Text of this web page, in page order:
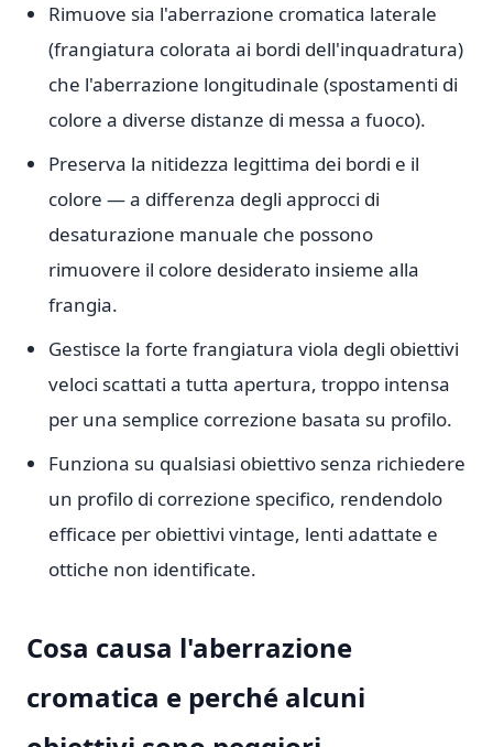
Rimuove sia l'aberrazione cromatica laterale
(frangiatura colorata ai bordi dell'inquadratura)
che l'aberrazione longitudinale (spostamenti di
colore a diverse distanze di messa a fuoco).
Preserva la nitidezza legittima dei bordi e il
colore — a differenza degli approcci di
desaturazione manuale che possono
rimuovere il colore desiderato insieme alla
frangia.
Gestisce la forte frangiatura viola degli obiettivi
veloci scattati a tutta apertura, troppo intensa
per una semplice correzione basata su profilo.
Funziona su qualsiasi obiettivo senza richiedere
un profilo di correzione specifico, rendendolo
efficace per obiettivi vintage, lenti adattate e
ottiche non identificate.
Cosa causa l'aberrazione
cromatica e perché alcuni